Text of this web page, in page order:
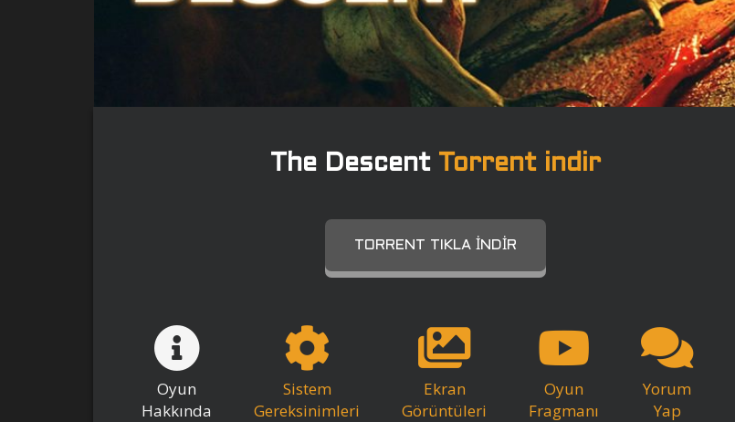
The Descent Torrent indir
TORRENT TIKLA İNDIR
Oyun
Hakkında
Sistem
Gereksinimleri
Ekran
Görüntüleri
Oyun
Fragmanı
Yorum
Yap